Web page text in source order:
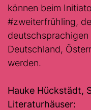
können beim
#zweiterfrühling,
deutschsprachigen
Deutschland,
werden.
Hauke Hückstädt,
Literaturhäuser: